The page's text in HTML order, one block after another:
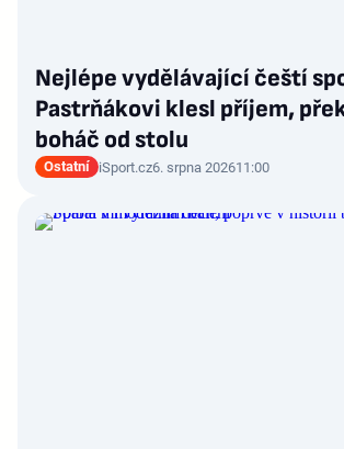
Nejlépe vydělávající čeští
Pastrňákovi klesl příjem,
boháč od stolu
Ostatní iSport.cz6. srpna 202611:00